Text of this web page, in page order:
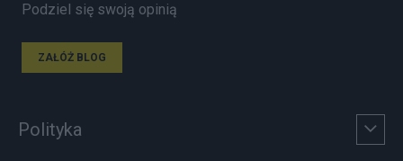
Podziel się swoją opinią
ZAŁÓŻ BLOG
Polityka